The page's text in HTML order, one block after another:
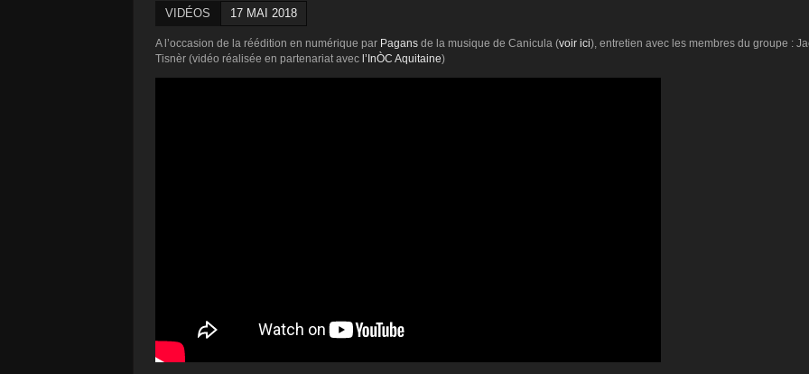
VIDÉOS 17 MAI 2018
A l’occasion de la réédition en numérique par Pagans de la musique de Canicula (voir ici), entretien avec les membres du groupe :
Tisnèr (vidéo réalisée en partenariat avec l’InÒC Aquitaine)